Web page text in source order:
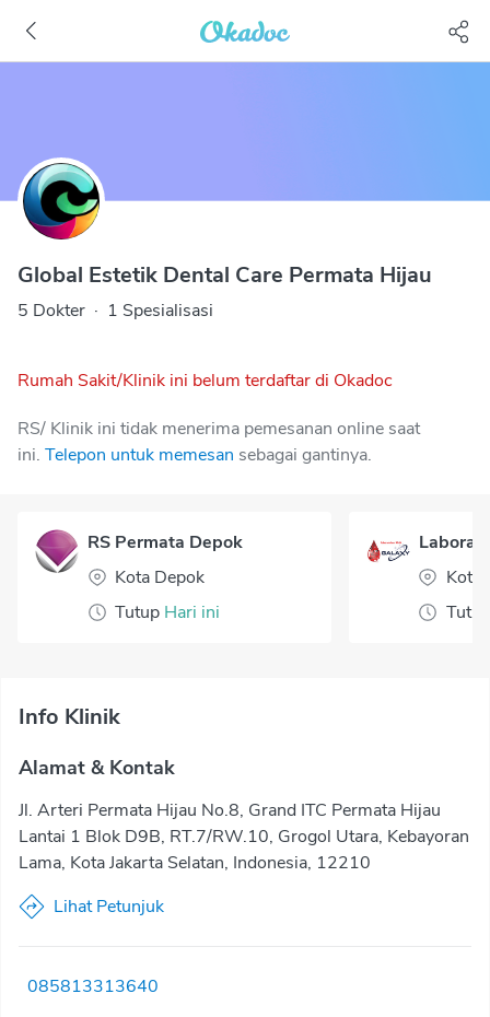
Global Estetik Dental Care Permata Hijau
5 Dokter · 1 Spesialisasi
Rumah Sakit/Klinik ini belum terdaftar di Okadoc
RS/ Klinik ini tidak menerima pemesanan online saat
ini. Telepon untuk memesan sebagai gantinya.
RS Permata Depok
Kota Depok
Tutup Hari ini
Kota
Tutup
Info Klinik
Alamat & Kontak
Jl. Arteri Permata Hijau No.8, Grand ITC Permata Hijau
Lantai 1 Blok D9B, RT.7/RW.10, Grogol Utara, Kebayoran
Lama, Kota Jakarta Selatan, Indonesia, 12210
Lihat Petunjuk
085813313640